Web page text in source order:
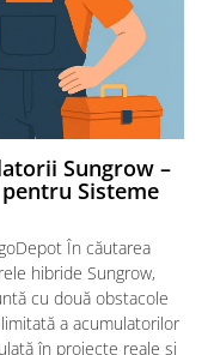
Sungrow –
Sisteme
În căutarea
hibride Sungrow,
cu două obstacole
a acumulatorilor
în proiecte reale și